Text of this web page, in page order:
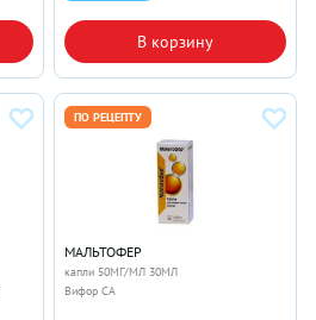
В корзину
ПО РЕЦЕПТУ
МАЛЬТОФЕР
капли 50МГ/МЛ 30МЛ
Вифор СА